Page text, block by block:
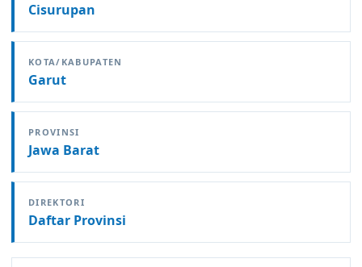
Cisurupan
KOTA/KABUPATEN
Garut
PROVINSI
Jawa Barat
DIREKTORI
Daftar Provinsi